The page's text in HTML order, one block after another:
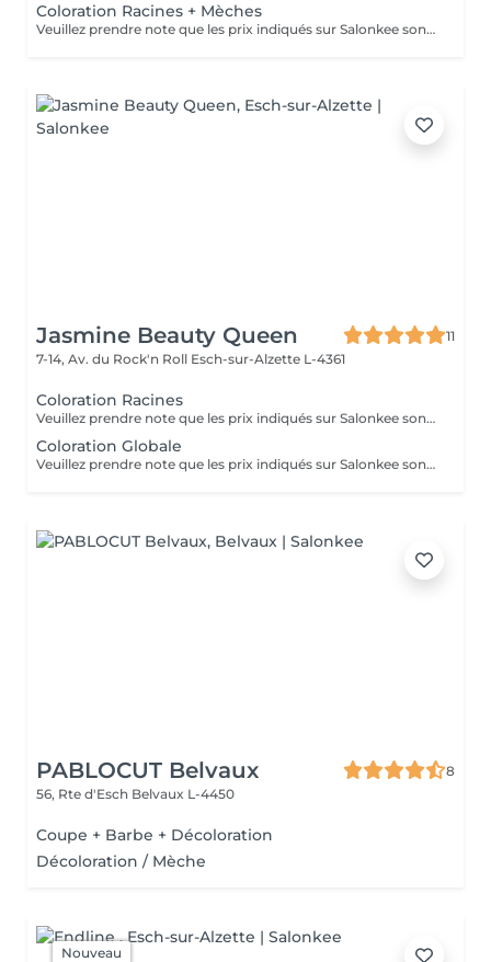
Coloration Racines + Mèches
Veuillez prendre note que les prix indiqués sur Salonkee sont communiqués à titre informatif et s'entendent de base. Ces derniers sont susceptibles de varier selon le diagnostic réalisé à votre arrivée au salon et l'expertise du professionnel à qui vous confiez votre beauté. Dans tous les cas, un devis précis vous sera proposé et toutes réalisations de prestations seront effectuées avec votre accord. Un grand merci d'avance pour votre compréhension. Au plaisir de vous recevoir très vite.
Jasmine Beauty Queen
11
7-14, Av. du Rock'n Roll Esch-sur-Alzette L-4361
Coloration Racines
Veuillez prendre note que les prix indiqués sur Salonkee sont communiqués à titre informatif et s'entendent de base. Ces derniers sont susceptibles de varier selon le diagnostic réalisé à votre arrivée au salon et l'expertise du professionnel à qui vous confiez votre beauté. Dans tous les cas, un devis précis vous sera proposé et toutes réalisations de prestations seront effectuées avec votre accord. Un grand merci d'avance pour votre compréhension. Au plaisir de vous recevoir très vite.
Coloration Globale
Veuillez prendre note que les prix indiqués sur Salonkee sont communiqués à titre informatif et s'entendent de base. Ces derniers sont susceptibles de varier selon le diagnostic réalisé à votre arrivée au salon et l'expertise du professionnel à qui vous confiez votre beauté. Dans tous les cas, un devis précis vous sera proposé et toutes réalisations de prestations seront effectuées avec votre accord. Un grand merci d'avance pour votre compréhension. Au plaisir de vous recevoir très vite.
PABLOCUT Belvaux
8
56, Rte d'Esch Belvaux L-4450
Coupe + Barbe + Décoloration
Décoloration / Mèche
Nouveau